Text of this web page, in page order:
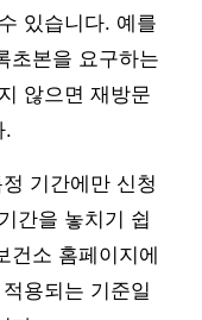
있습니다. 예를
초본을 요구하는
않으면 재방문
.
기간에만 신청
간을 놓치기 쉽
건소 홈페이지에
용되는 기준일